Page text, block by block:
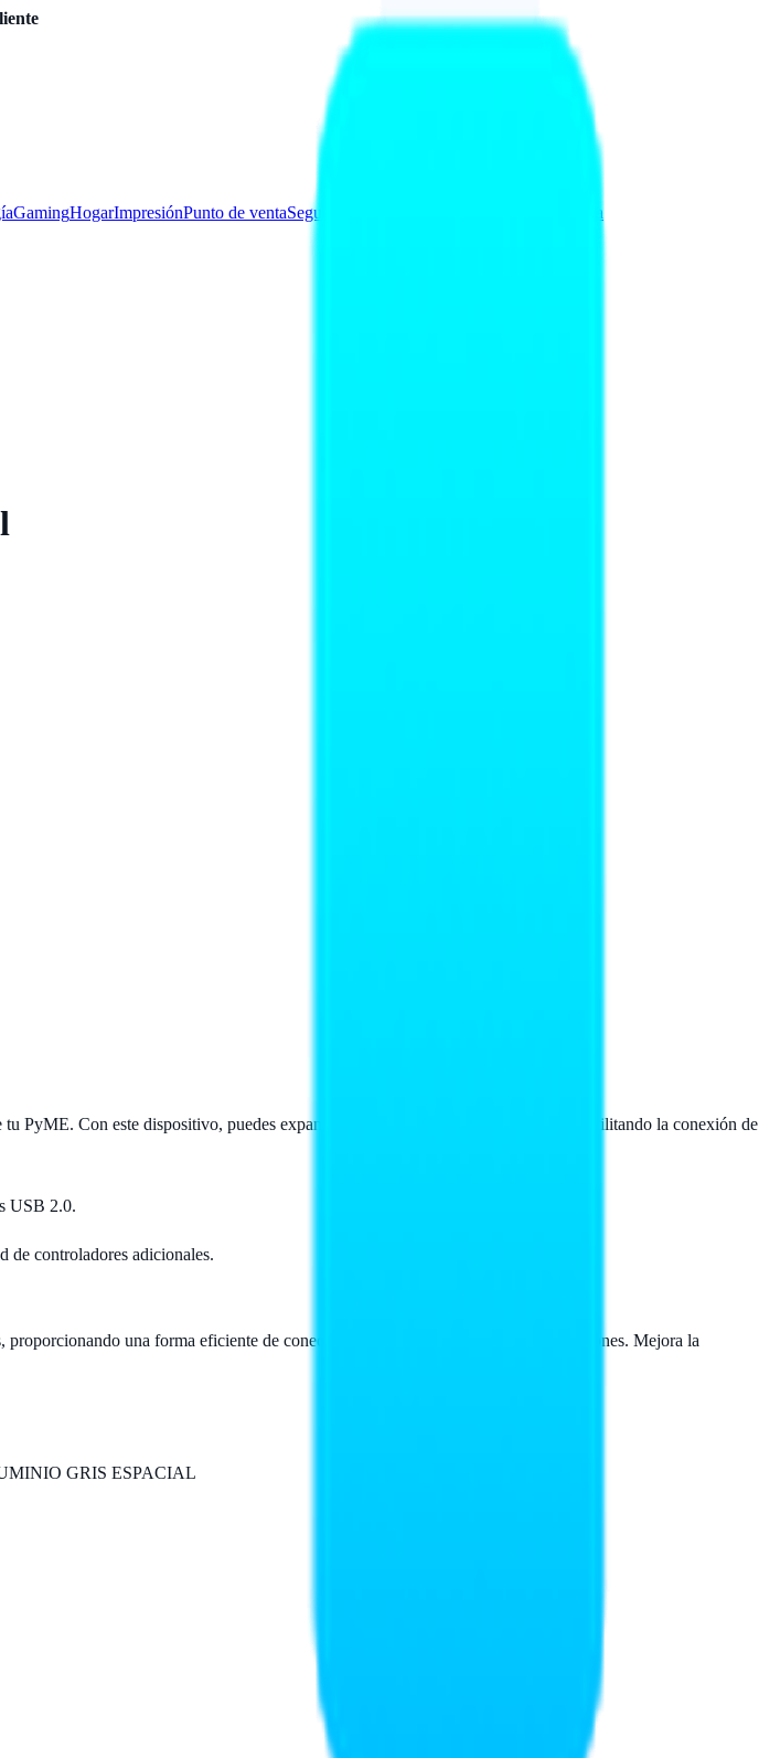
GamingHogarImpresiónPunto de ventaSeguridad y Redes
Videovigilancia
Con este dispositivo, puedes expandir un solo puerto USB-A en cuatro, facilitando la conexión de
USB 2.0.
controladores adicionales.
una forma eficiente de conectar y cargar dispositivos sin complicaciones. Mejora la
GRIS ESPACIAL